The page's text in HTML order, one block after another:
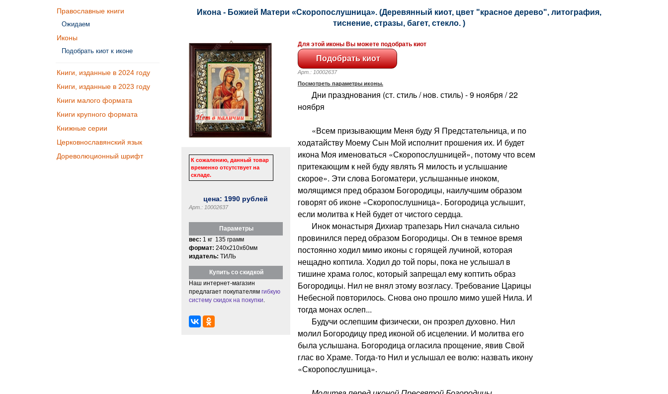
Православные книги
Ожидаем
Иконы
Подобрать киот к иконе
Книги, изданные в 2024 году
Книги, изданные в 2023 году
Книги малого формата
Книги крупного формата
Книжные серии
Церковнославянский язык
Дореволюционный шрифт
Икона - Божией Матери «Скоропослушница». (Деревянный киот, цвет "красное дерево", литография,
тиснение, стразы, багет, стекло. )
К сожалению, данный товар
временно отсутствует на
складе.
цена: 1990 рублей
Арт.: 10002637
Параметры
вес: 1 кг 135 грамм
формат: 240x210x60мм
издатель: ТИЛЬ
Купить со скидкой
Наш интернет-магазин
предлагает покупателям гибкую
систему скидок на покупки
Для этой иконы Вы можете подобрать киот
Арт.: 10002637
Посмотреть параметры иконы.
Дни празднования (ст. стиль / нов. стиль) - 9 ноября / 22
ноября
«Всем призывающим Меня буду Я Предстательница, и по
ходатайству Моему Сын Мой исполнит прошения их. И будет
икона Моя именоваться «Скоропослушницей», потому что всем
притекающим к ней буду являть Я милость и услышание
скорое». Эти слова Богоматери, услышанные иноком,
молящимся пред образом Богородицы, наилучшим образом
говорят об иконе «Скоропослушница». Богородица услышит,
если молитва к Ней будет от чистого сердца.
Инок монастыря Дихиар трапезарь Нил сначала сильно
провинился перед образом Богородицы. Он в темное время
постоянно ходил мимо иконы с горящей лучиной, которая
нещадно коптила. Ходил до той поры, пока не услышал в
тишине храма голос, который запрещал ему коптить образ
Богородицы. Нил не внял этому возгласу. Требование Царицы
Небесной повторилось. Снова оно прошло мимо ушей Нила. И
тогда монах ослеп...
Будучи ослепшим физически, он прозрел духовно. Нил
молил Богородицу пред иконой об исцелении. И молитва его
была услышана. Богородица огласила прощение, явив Свой
глас во Храме. Тогда-то Нил и услышал ее волю: назвать икону
«Скоропослушница».